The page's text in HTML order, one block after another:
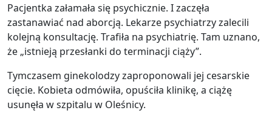
Pacjentka załamała się psychicznie. I zaczęła
zastanawiać nad aborcją. Lekarze psychiatrzy zalecili
kolejną konsultację. Trafiła na psychiatrię. Tam uznano,
że „istnieją przesłanki do terminacji ciąży”.
Tymczasem ginekolodzy zaproponowali jej cesarskie
cięcie. Kobieta odmówiła, opuściła klinikę, a ciążę
usunęła w szpitalu w Oleśnicy.